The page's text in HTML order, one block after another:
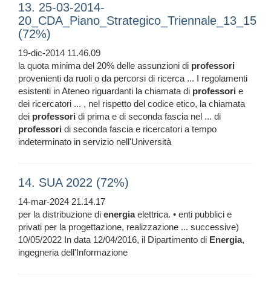
13. 25-03-2014-
20_CDA_Piano_Strategico_Triennale_13_15
(72%)
19-dic-2014 11.46.09
la quota minima del 20% delle assunzioni di professori
provenienti da ruoli o da percorsi di ricerca ... I regolamenti
esistenti in Ateneo riguardanti la chiamata di professori e
dei ricercatori ... , nel rispetto del codice etico, la chiamata
dei professori di prima e di seconda fascia nel ... di
professori di seconda fascia e ricercatori a tempo
indeterminato in servizio nell'Università
14. SUA 2022 (72%)
14-mar-2024 21.14.17
per la distribuzione di energiaelettrica. • enti pubblici e
privati per la progettazione, realizzazione ... successive)
10/05/2022 In data 12/04/2016, il Dipartimento di Energia,
ingegneria dell'Informazione